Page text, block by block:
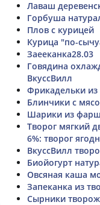
Лаваш
Горбуша
Плов с курицей
Курица "по-
Заееканка28.03
Говядина
ВкуссВилл
Фрикадельки
Блинчики с
Шарики из
Творог мягкий
6%: творог
ВкуссВилл
Биойогурт
Овсяная каша
Запеканка из
Сырники